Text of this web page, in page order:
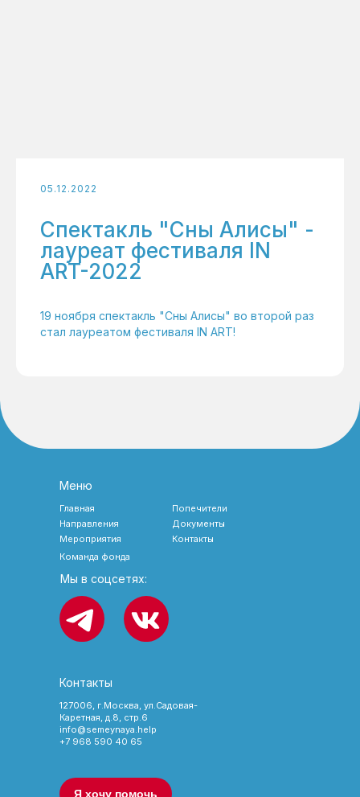
05.12.2022
Спектакль "Сны Алисы" -
лауреат фестиваля IN
ART-2022
19 ноября спектакль "Сны Алисы" во второй раз
стал лауреатом фестиваля IN ART!
Я хочу помочь
127006, г.Москва, ул.Садовая-
Каретная, д.8, стр.6
info@semeynaya.help
+7 968 590 40 65
Контакты
Мы в соцсетях:
Меню
Главная
Направления
Мероприятия
Документы
Попечители
Контакты
Команда фонда